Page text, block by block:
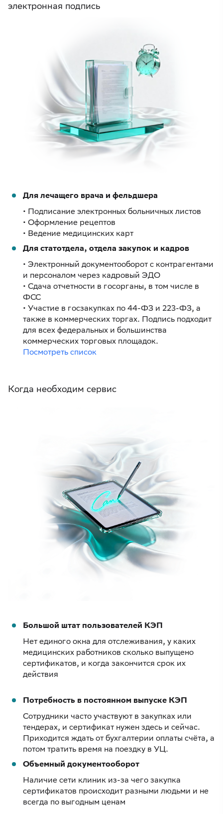
электронная подпись
Для лечащего врача и фельдшера
• Подписание электронных больничных листов
• Оформление рецептов
• Ведение медицинских карт
Для статотдела, отдела закупок и кадров
• Электронный документооборот с контрагентами
и персоналом через кадровый ЭДО
• Сдача отчетности в госорганы, в том числе в
ФСС
• Участие в госзакупках по 44-ФЗ и 223-ФЗ, а
также в коммерческих торгах. Подпись подходит
для всех федеральных и большинства
коммерческих торговых площадок.
Посмотреть список
Когда необходим сервис
Большой штат пользователей КЭП
Нет единого окна для отслеживания, у каких
медицинских работников сколько выпущено
сертификатов, и когда закончится срок их
действия
Потребность в постоянном выпуске КЭП
Сотрудники часто участвуют в закупках или
тендерах, и сертификат нужен здесь и сейчас.
Приходится ждать от бухгалтерии оплаты счёта, а
потом тратить время на поездку в УЦ.
Объемный документооборот
Наличие сети клиник из-за чего закупка
сертификатов происходит разными людьми и не
всегда по выгодным ценам